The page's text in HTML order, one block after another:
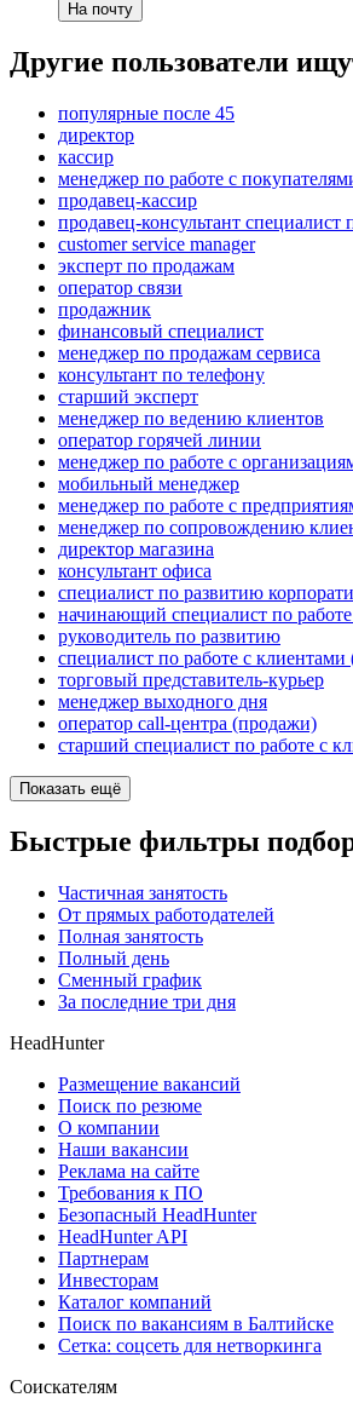
На почту
Другие пользователи
популярные после 45
директор
кассир
менеджер по работе с
продавец-кассир
продавец-консультант специалист
customer service manager
эксперт по продажам
оператор связи
продажник
финансовый специалист
менеджер по продажам сервиса
консультант по телефону
старший эксперт
менеджер по ведению клиентов
оператор горячей линии
менеджер по работе с
мобильный менеджер
менеджер по работе с
менеджер по сопровождению
директор магазина
консультант офиса
специалист по развитию
начинающий специалист по
руководитель по развитию
специалист по работе с клиентами
торговый представитель-курьер
менеджер выходного дня
оператор call-центра (продажи)
старший специалист по работе с
Показать ещё
Быстрые фильтры
Частичная занятость
От прямых работодателей
Полная занятость
Полный день
Сменный график
За последние три дня
HeadHunter
Размещение вакансий
Поиск по резюме
О компании
Наши вакансии
Реклама на сайте
Требования к ПО
Безопасный HeadHunter
HeadHunter API
Партнерам
Инвесторам
Каталог компаний
Поиск по вакансиям в Балтийске
Сетка: соцсеть для нетворкинга
Соискателям